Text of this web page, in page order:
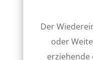
Der
oder